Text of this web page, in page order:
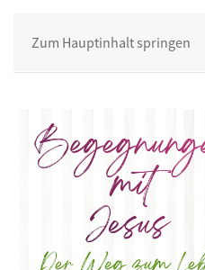
Zum Hauptinhalt springen